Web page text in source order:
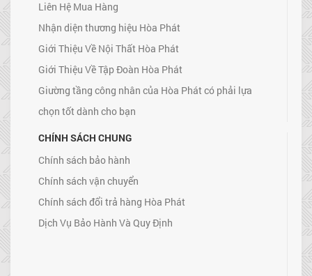
Liên Hệ Mua Hàng
Nhận diện thương hiệu Hòa Phát
Giới Thiệu Về Nội Thất Hòa Phát
Giới Thiệu Về Tập Đoàn Hòa Phát
Giường tầng công nhân của Hòa Phát có phải lựa
chọn tốt dành cho bạn
CHÍNH SÁCH CHUNG
Chính sách bảo hành
Chính sách vận chuyển
Chính sách đổi trả hàng Hòa Phát
Dịch Vụ Bảo Hành Và Quy Định